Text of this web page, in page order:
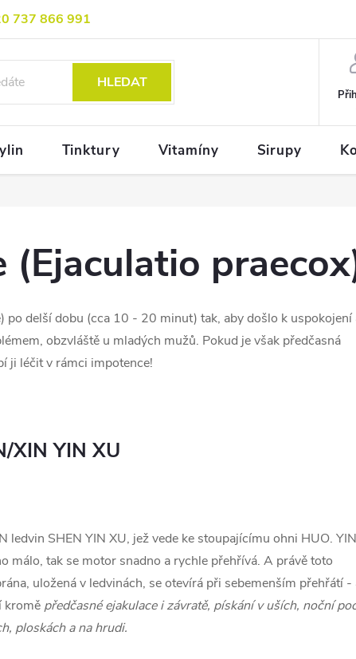
737 866 991
HLEDAT
Tinktury Vitamíny Sirupy
(Ejaculatio
po delší dobu (cca 10 - 20 minut) tak, aby došlo k uspokojení
obzvláště u mladých mužů. Pokud je však předčasná
ji léčit v rámci impotence!
XIN YIN XU
SHEN YIN XU, jež vede ke stoupajícímu ohni HUO. YIN
málo, tak se motor snadno a rychle přehřívá. A právě toto
uložená v ledvinách, se otevírá při sebemenším přehřátí -
kromě předčasné ejakulace i závratě, pískání v uších, noční
ploskách a na hrudi.